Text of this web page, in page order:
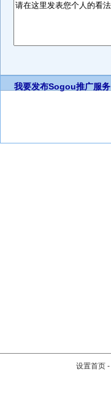
我要发布Sogou推广服务
设置首页 -